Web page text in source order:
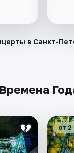
в Санкт-
от 2